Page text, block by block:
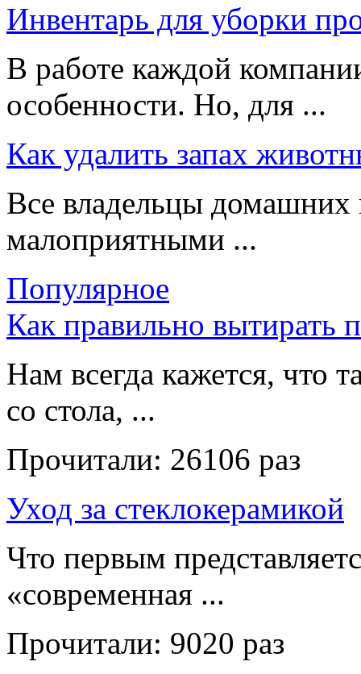
Инвентарь для уборки
В работе каждой
особенности. Но, для ...
Как удалить запах
Все владельцы домашних
малоприятными ...
Популярное
Как правильно вытирать
Нам всегда кажется, что
со стола, ...
Прочитали: 26106 раз
Уход за стеклокерамикой
Что первым
«современная ...
Прочитали: 9020 раз